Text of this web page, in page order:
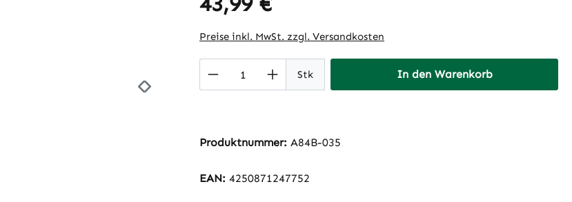
Preise inkl. MwSt. zzgl. Versandkosten
Produkt Anzahl: Gib den gewünschten Wert
Stk In den Warenkorb
Produktnummer: A84B-035
EAN: 4250871247752